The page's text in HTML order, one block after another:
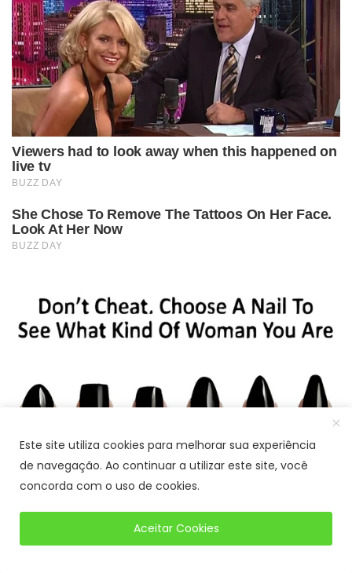
Este site utiliza cookies para melhorar sua experiência
de navegação. Ao continuar a utilizar este site, você
concorda com o uso de cookies.
Aceitar Cookies